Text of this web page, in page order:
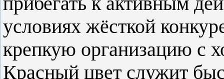
условиях жёсткой
крепкую организацию с
Красный цвет служит